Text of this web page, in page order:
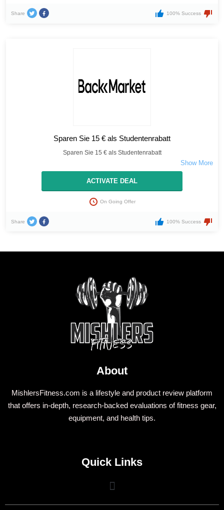
Share 100% Success
Sparen Sie 15 € als Studentenrabatt
Sparen Sie 15 € als Studentenrabatt
ACTIVATE DEAL
On Going Offer
Share 100% Success
About
MishlersFitness.com is a lifestyle and product review platform
that offers in-depth, research-backed evaluations of fitness gear,
equipment, and health tips.
Quick Links